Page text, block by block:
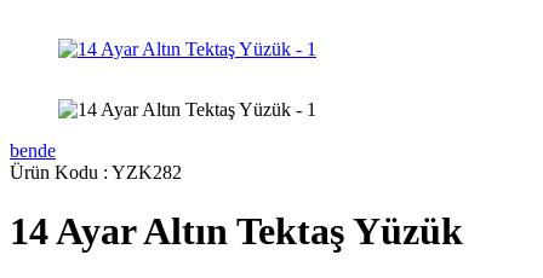
bende
Ürün Kodu : YZK282
14 Ayar Altın Tektaş Yüzük